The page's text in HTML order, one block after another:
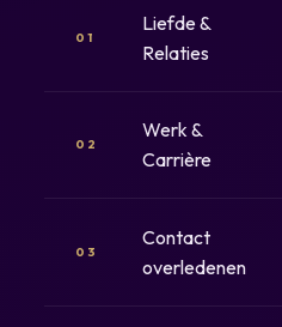
01
Liefde &
Relaties
02
Werk &
Carrière
03
Contact
overledenen